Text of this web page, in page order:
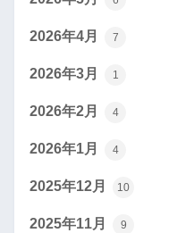
2026年4月 7
2026年3月 1
2026年2月 4
2026年1月 4
2025年12月 10
2025年11月 9